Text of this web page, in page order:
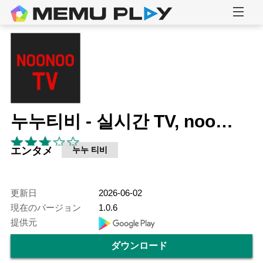
누누티비 - 실시간 TV, noonoo tv
エンタメ 누누 티비
更新日
2026-06-02
現在のバージョン
1.0.6
提供元
ダウンロード